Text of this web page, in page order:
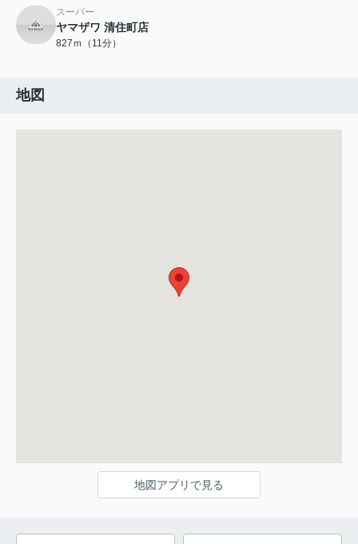
スーパー
ヤマザワ 清住町店
827ｍ（11分）
地図
地図アプリで見る